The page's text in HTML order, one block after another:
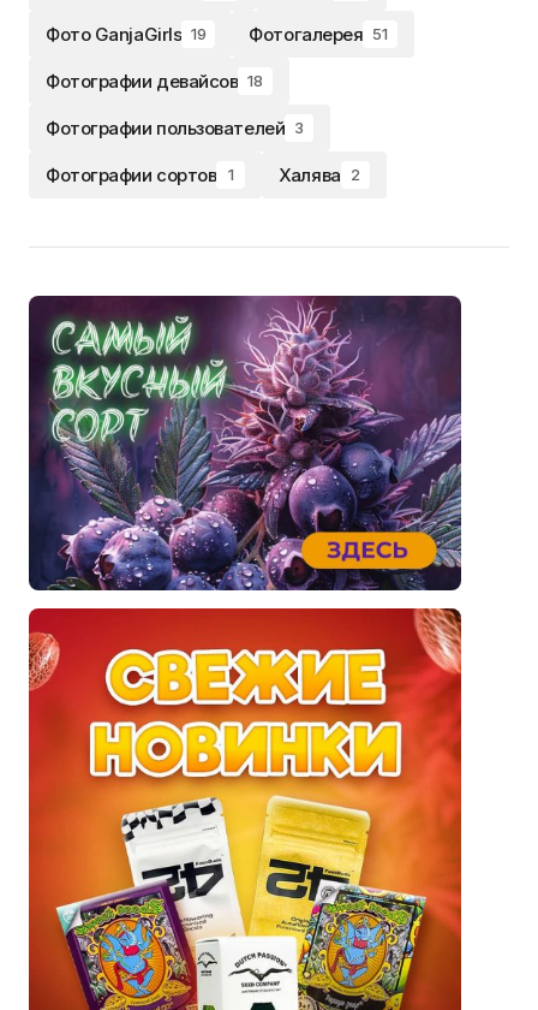
Фото GanjaGirls 19 Фотогалерея 51
Фотографии девайсов 18
Фотографии пользователей 3
Фотографии сортов 1 Халява 2